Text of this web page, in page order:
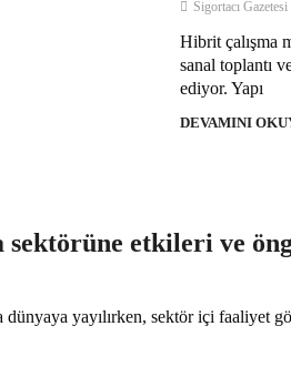
Sigortacı Gazetesi
Hibrit çalışma
sanal toplantı
ediyor. Yapı
DEVAMINI
sektörüne etkileri ve
yayılırken, sektör içi faaliyet